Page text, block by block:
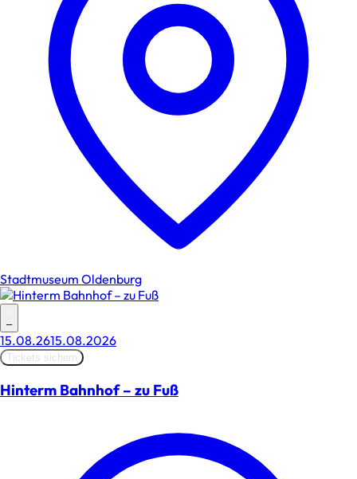
Stadtmuseum Oldenburg
–
15.08.2615.08.2026
Tickets sichern
Hinterm Bahnhof – zu Fuß